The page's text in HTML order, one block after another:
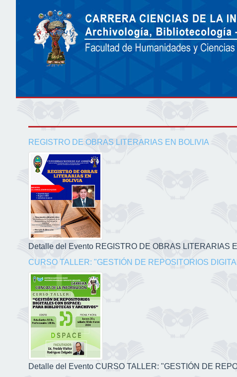
REGISTRO DE OBRAS LITERARIAS EN BOLIVIA
Detalle del Evento REGISTRO DE OBRAS LITERARIAS
CURSO TALLER: "GESTIÓN DE REPOSITORIOS
Detalle del Evento CURSO TALLER: "GESTIÓN DE